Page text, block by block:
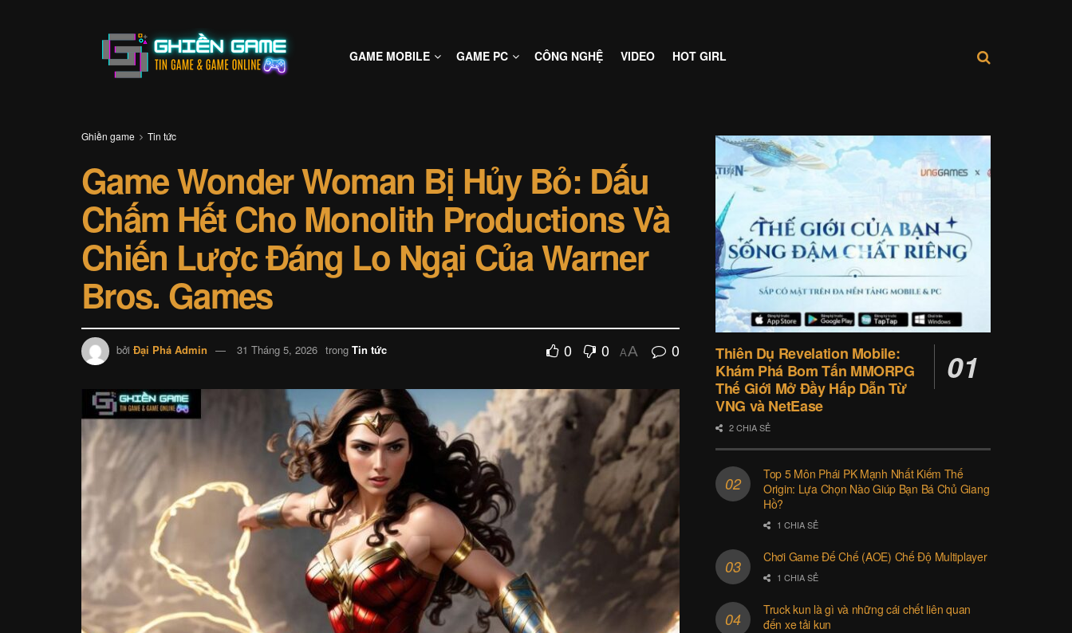
GAME MOBILE GAME PC CÔNG NGHỆ VIDEO HOT GIRL
Ghiền game Tin tức
Game Wonder Woman Bị Hủy Bỏ: Dấu
Chấm Hết Cho Monolith Productions Và
Chiến Lược Đáng Lo Ngại Của Warner
Bros. Games
bởi Đại Phá Admin 31 Tháng 5, 2026 trong Tin tức 0 0 AA 0
Thiên Dụ Revelation Mobile:
Khám Phá Bom Tấn MMORPG
Thế Giới Mở Đầy Hấp Dẫn Từ
VNG và NetEase
2 CHIA SẺ
Top 5 Môn Phái PK Mạnh Nhất Kiếm Thế
Origin: Lựa Chọn Nào Giúp Bạn Bá Chủ Giang
Hồ?
1 CHIA SẺ
Chơi Game Đế Chế (AOE) Chế Độ Multiplayer
1 CHIA SẺ
Truck kun là gì và những cái chết liên quan
đến xe tải kun